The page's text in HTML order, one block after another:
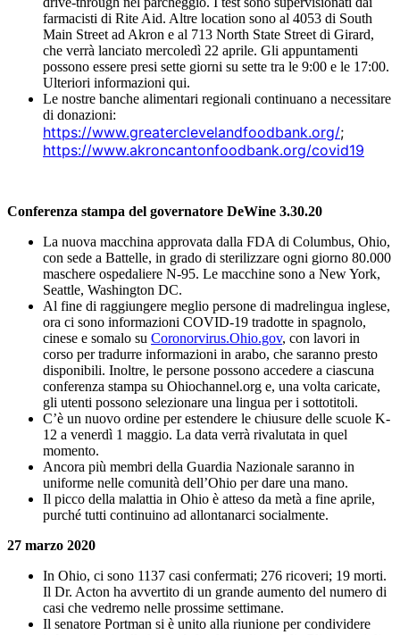
farmacisti di Rite Aid. Altre location sono al 4053 di South
Main Street ad Akron e al 713 North State Street di Girard,
che verrà lanciato mercoledì 22 aprile. Gli appuntamenti
possono essere presi sette giorni su sette tra le 9:00 e le 17:00.
Ulteriori informazioni qui.
Le nostre banche alimentari regionali continuano a necessitare
di donazioni:
https://www.greaterclevelandfoodbank.org/;
https://www.akroncantonfoodbank.org/covid19
Conferenza stampa del governatore DeWine 3.30.20
La nuova macchina approvata dalla FDA di Columbus, Ohio,
con sede a Battelle, in grado di sterilizzare ogni giorno 80.000
maschere ospedaliere N-95. Le macchine sono a New York,
Seattle, Washington DC.
Al fine di raggiungere meglio persone di madrelingua inglese,
ora ci sono informazioni COVID-19 tradotte in spagnolo,
cinese e somalo su Coronorvirus.Ohio.gov, con lavori in
corso per tradurre informazioni in arabo, che saranno presto
disponibili. Inoltre, le persone possono accedere a ciascuna
conferenza stampa su Ohiochannel.org e, una volta caricate,
gli utenti possono selezionare una lingua per i sottotitoli.
C’è un nuovo ordine per estendere le chiusure delle scuole K-
12 a venerdì 1 maggio. La data verrà rivalutata in quel
momento.
Ancora più membri della Guardia Nazionale saranno in
uniforme nelle comunità dell’Ohio per dare una mano.
Il picco della malattia in Ohio è atteso da metà a fine aprile,
purché tutti continuino ad allontanarci socialmente.
27 marzo 2020
In Ohio, ci sono 1137 casi confermati; 276 ricoveri; 19 morti.
Il Dr. Acton ha avvertito di un grande aumento del numero di
casi che vedremo nelle prossime settimane.
Il senatore Portman si è unito alla riunione per condividere